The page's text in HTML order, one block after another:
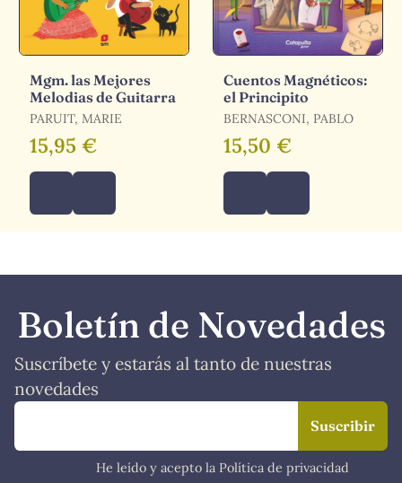
Mgm. las Mejores
Melodias de Guitarra
PARUIT, MARIE
15,95 €
Cuentos Magnéticos:
el Principito
BERNASCONI, PABLO
15,50 €
Boletín de Novedades
Suscríbete y estarás al tanto de nuestras
novedades
He leído y acepto la Política de privacidad